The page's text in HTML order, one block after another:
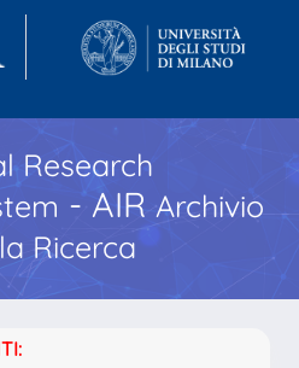
Research
- AIR Archivio
Ricerca